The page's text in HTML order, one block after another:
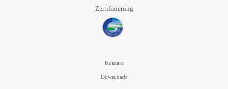
Zertifizierung
Kontakt
Downloads